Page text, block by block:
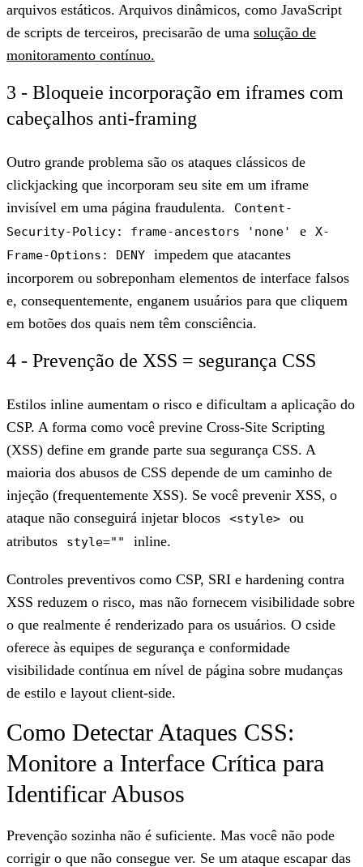
arquivos estáticos. Arquivos dinâmicos, como JavaScript
de scripts de terceiros, precisarão de uma solução de
monitoramento contínuo.
3 - Bloqueie incorporação em iframes com
cabeçalhos anti-framing
Outro grande problema são os ataques clássicos de
clickjacking que incorporam seu site em um iframe
invisível em uma página fraudulenta.
Content-
Security-Policy: frame-ancestors 'none'
e
X-
Frame-Options: DENY
impedem que atacantes
incorporem ou sobreponham elementos de interface falsos
e, consequentemente, enganem usuários para que cliquem
em botões dos quais nem têm consciência.
4 - Prevenção de XSS = segurança CSS
Estilos inline aumentam o risco e dificultam a aplicação do
CSP. A forma como você previne Cross-Site Scripting
(XSS) define em grande parte sua segurança CSS. A
maioria dos abusos de CSS depende de um caminho de
injeção (frequentemente XSS). Se você prevenir XSS, o
ataque não conseguirá injetar blocos
<style>
ou
atributos
style="" inline.
Controles preventivos como CSP, SRI e hardening contra
XSS reduzem o risco, mas não fornecem visibilidade sobre
o que realmente é renderizado para os usuários. O cside
oferece às equipes de segurança e conformidade
visibilidade contínua em nível de página sobre mudanças
de estilo e layout client-side.
Como Detectar Ataques CSS:
Monitore a Interface Crítica para
Identificar Abusos
Prevenção sozinha não é suficiente. Mas você não pode
corrigir o que não consegue ver. Se um ataque escapar das